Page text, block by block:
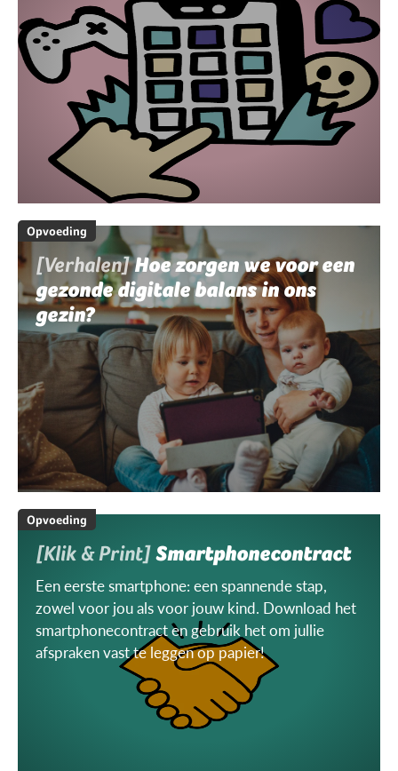
Opvoeding
[Verhalen]Hoe zorgen we voor een
gezonde digitale balans in ons
gezin?
Opvoeding
[Klik & Print]Smartphonecontract
Een eerste smartphone: een spannende stap,
zowel voor jou als voor jouw kind. Download het
smartphonecontract en gebruik het om jullie
afspraken vast te leggen op papier!